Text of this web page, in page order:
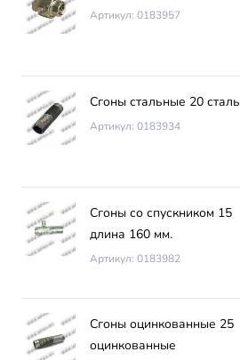
Артикул: 0183957
Сгоны стальные 20 сталь
Артикул: 0183934
Сгоны со спускником 15
длина 160 мм.
Артикул: 0183982
Сгоны оцинкованные 25
оцинкованные